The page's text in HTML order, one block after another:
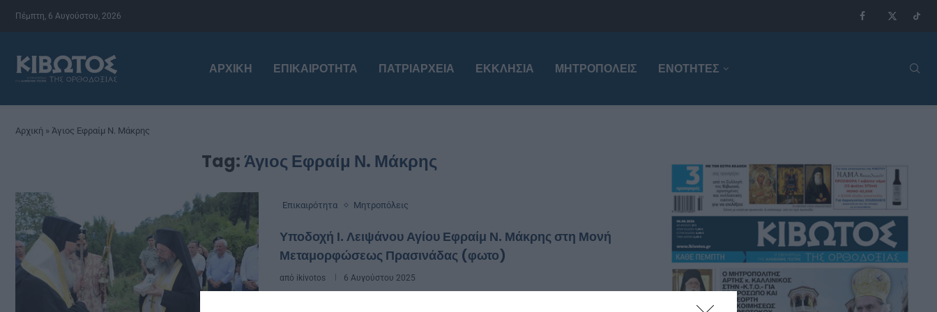
Πέμπτη, 6 Αυγούστου, 2026
ΑΡΧΙΚΉ ΕΠΙΚΑΙΡΌΤΗΤΑ ΠΑΤΡΙΑΡΧΕΊΑ ΕΚΚΛΗΣΊΑ ΜΗΤΡΟΠΌΛΕΙΣ ΕΝΟΤΗΤΕΣ
Αρχική » Άγιος Εφραίμ Ν. Μάκρης
Tag:Άγιος Εφραίμ Ν. Μάκρης
Επικαιρότητα Μητροπόλεις
Υποδοχή Ι. Λειψάνου Αγίου Εφραίμ Ν. Μάκρης στη Μονή
Μεταμορφώσεως Πρασινάδας (φωτο)
από ikivotos 6 Αυγούστου 2025